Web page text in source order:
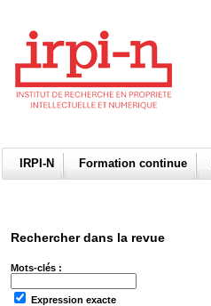
IRPI-N Formation continue
Rechercher dans la revue
Mots-clés :
Expression exacte